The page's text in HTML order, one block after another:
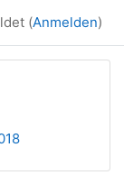
(Anmelden)